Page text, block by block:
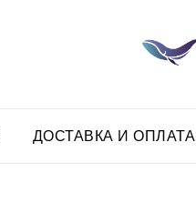
ДОСТАВКА И ОПЛАТА